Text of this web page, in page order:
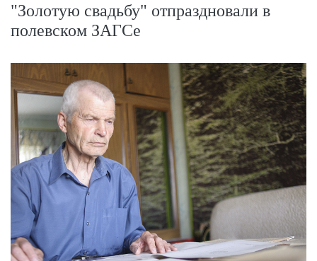
"Золотую свадьбу" отпраздновали в
полевском ЗАГСе